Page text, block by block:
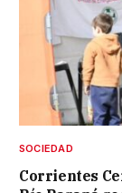
SOCIEDAD
Corrientes